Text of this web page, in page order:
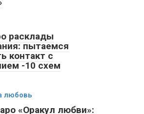
расклады
пытаемся
контакт с
-10 схем
«Оракул любви»: